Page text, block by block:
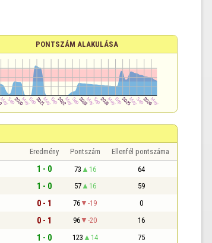
PONTSZÁM ALAKULÁSA
Eredmény Pontszám Ellenfél pontszáma
1 - 0 73 16 64
1 - 0 57 16 59
0 - 1 76 -19 0
0 - 1 96 -20 16
1 - 0 123 14 75